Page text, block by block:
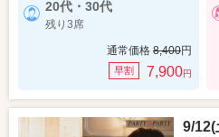
20代・30代
残り3席
通常価格 8,400円
早割 7,900円
9/12(